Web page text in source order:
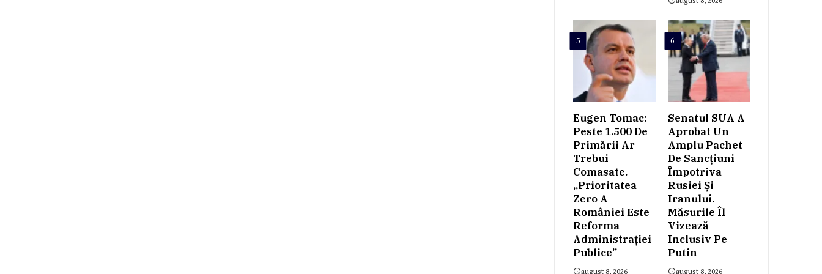
5
Eugen Tomac:
Peste 1.500 De
Primării Ar
Trebui
Comasate.
„Prioritatea
Zero A
României Este
Reforma
Administrației
Publice”
august 8, 2026
6
Senatul SUA A
Aprobat Un
Amplu Pachet
De Sancțiuni
Împotriva
Rusiei Și
Iranului.
Măsurile Îl
Vizează
Inclusiv Pe
Putin
august 8, 2026